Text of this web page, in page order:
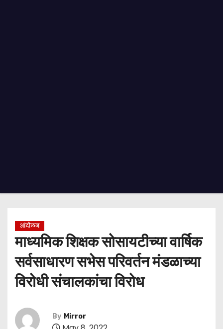
आंदोलन
माध्यमिक शिक्षक सोसायटीच्या वार्षिक
सर्वसाधारण सभेस परिवर्तन मंडळाच्या
विरोधी संचालकांचा विरोध
By Mirror